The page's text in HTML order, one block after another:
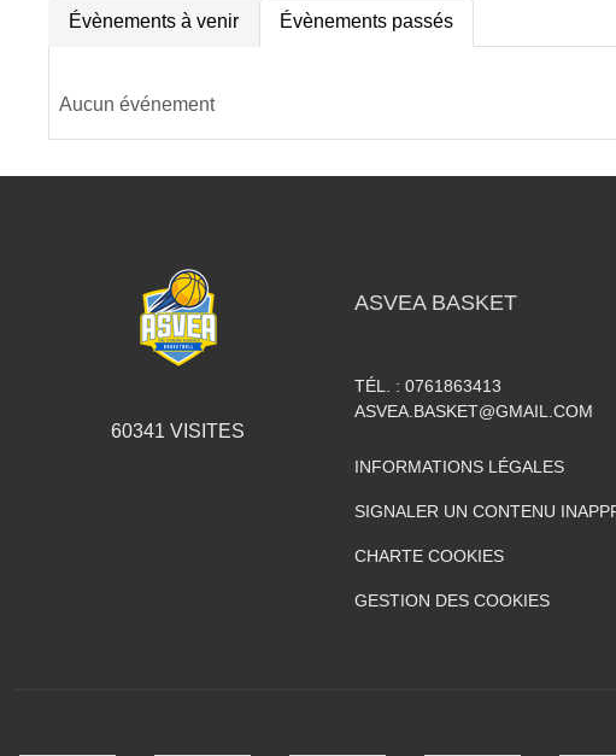
Évènements à venir Évènements passés
Aucun événement
60341 VISITES
ASVEA BASKET
TÉL. : 0761863413
ASVEA.BASKET@GMAIL.COM
INFORMATIONS LÉGALES
SIGNALER UN CONTENU
CHARTE COOKIES
GESTION DES COOKIES